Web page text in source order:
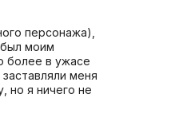
персонажа),
моим
более в ужасе
меня
но я ничего не